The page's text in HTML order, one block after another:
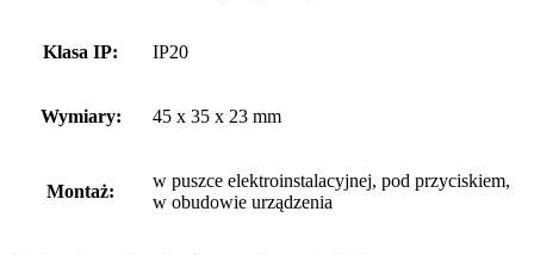
Klasa IP: IP20
Wymiary: 45 x 35 x 23 mm
Montaż:
w puszce elektroinstalacyjnej, pod przyciskiem,
w obudowie urządzenia